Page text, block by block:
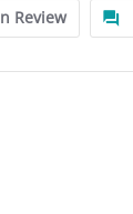
Review